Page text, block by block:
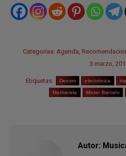
Categorías: Agenda
3 marzo,
Etiquetas: Denom electrónica
Marmarela Mister Barcelo
Autor: